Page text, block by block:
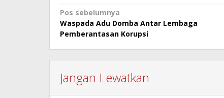
Navigasi
pos
Pos sebelumnya
Waspada Adu Domba Antar Lembaga
Pemberantasan Korupsi
Jangan Lewatkan